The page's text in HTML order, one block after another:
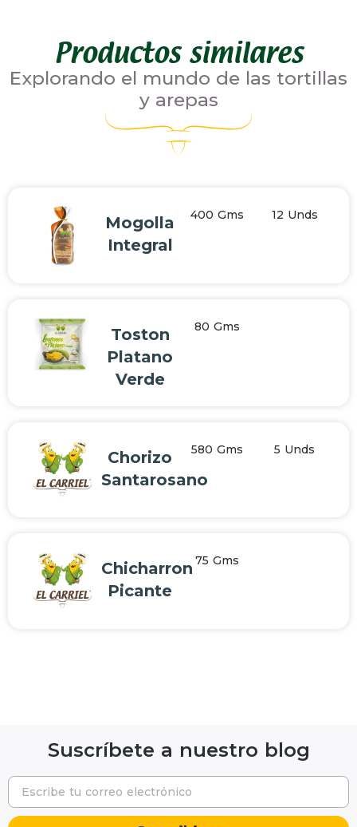
Productos similares
Explorando el mundo de las tortillas
y arepas
Mogolla
Integral
400 Gms 12 Unds
Toston
Platano
Verde
80 Gms
Chorizo
Santarosano
580 Gms 5 Unds
Chicharron
Picante
75 Gms
Suscríbete a nuestro blog